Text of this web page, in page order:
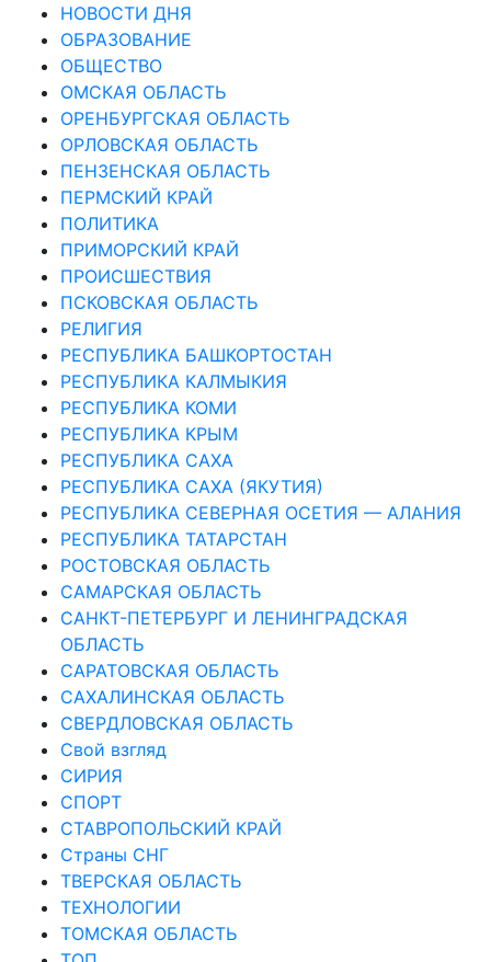
НОВОСТИ ДНЯ
ОБРАЗОВАНИЕ
ОБЩЕСТВО
ОМСКАЯ ОБЛАСТЬ
ОРЕНБУРГСКАЯ ОБЛАСТЬ
ОРЛОВСКАЯ ОБЛАСТЬ
ПЕНЗЕНСКАЯ ОБЛАСТЬ
ПЕРМСКИЙ КРАЙ
ПОЛИТИКА
ПРИМОРСКИЙ КРАЙ
ПРОИСШЕСТВИЯ
ПСКОВСКАЯ ОБЛАСТЬ
РЕЛИГИЯ
РЕСПУБЛИКА БАШКОРТОСТАН
РЕСПУБЛИКА КАЛМЫКИЯ
РЕСПУБЛИКА КОМИ
РЕСПУБЛИКА КРЫМ
РЕСПУБЛИКА САХА
РЕСПУБЛИКА САХА (ЯКУТИЯ)
РЕСПУБЛИКА СЕВЕРНАЯ ОСЕТИЯ — АЛАНИЯ
РЕСПУБЛИКА ТАТАРСТАН
РОСТОВСКАЯ ОБЛАСТЬ
САМАРСКАЯ ОБЛАСТЬ
САНКТ-ПЕТЕРБУРГ И ЛЕНИНГРАДСКАЯ
ОБЛАСТЬ
САРАТОВСКАЯ ОБЛАСТЬ
САХАЛИНСКАЯ ОБЛАСТЬ
СВЕРДЛОВСКАЯ ОБЛАСТЬ
Свой взгляд
СИРИЯ
СПОРТ
СТАВРОПОЛЬСКИЙ КРАЙ
Страны СНГ
ТВЕРСКАЯ ОБЛАСТЬ
ТЕХНОЛОГИИ
ТОМСКАЯ ОБЛАСТЬ